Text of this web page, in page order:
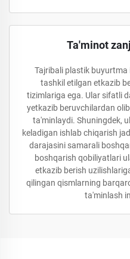
Ta'minot
Tajribali plastik
tashkil etilgan etkazib
tizimlariga ega. Ular sifatli
yetkazib beruvchilardan
ta'minlaydi. Shuningdek,
keladigan ishlab chiqarish
darajasini samarali
boshqarish qobiliyatlari
etkazib berish
qilingan qismlarning
ta'minlash